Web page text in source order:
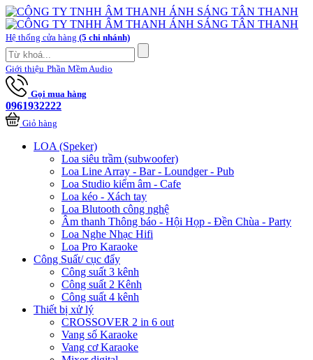
Hệ thống cửa hàng (5 chi nhánh)
Giới thiệu Phần Mềm Audio
Gọi mua hàng
0961932222
Giỏ hàng
LOA (Speker)
Loa siêu trầm (subwoofer)
Loa Line Array - Bar - Loundger - Pub
Loa Studio kiểm âm - Cafe
Loa kéo - Xách tay
Loa Blutooth công nghệ
Âm thanh Thông báo - Hội Họp - Đền Chùa - Party
Loa Nghe Nhạc Hifi
Loa Pro Karaoke
Công Suất/ cục đẩy
Công suất 3 kênh
Công suất 2 Kênh
Công suất 4 kênh
Thiết bị xử lý
CROSSOVER 2 in 6 out
Vang số Karaoke
Vang cơ Karaoke